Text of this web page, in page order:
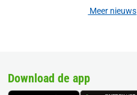
Meer nieuws
Download de app